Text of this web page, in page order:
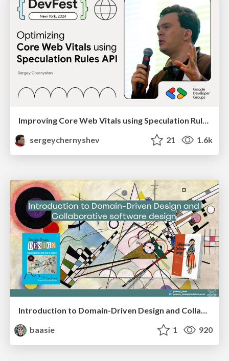
sergeychernyshev
21 1.6k
Introduction to Domain-Driven Design and Collaborative software design
baasie
1 920